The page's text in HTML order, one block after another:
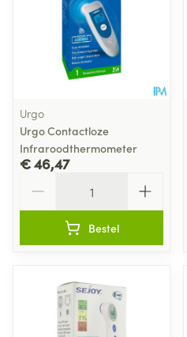
Urgo
Urgo Contactloze
Infraroodthermometer
€ 46,47
Bestel